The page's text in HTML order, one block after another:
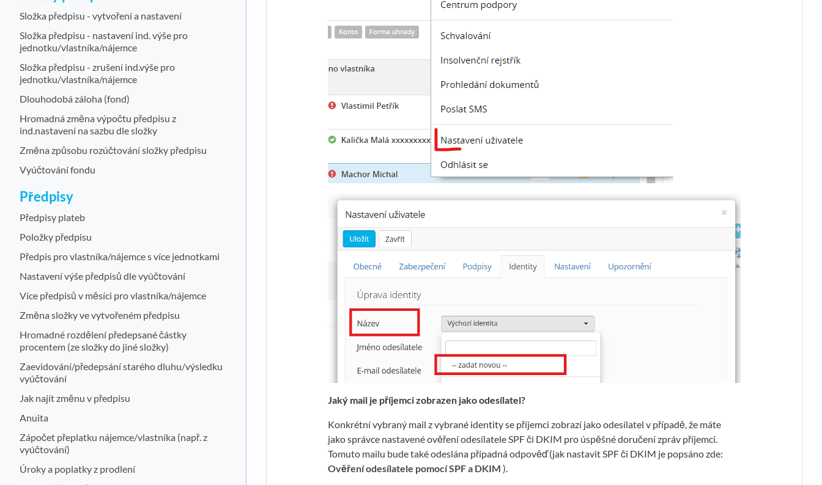
Složka předpisu - vytvoření a nastavení
Složka předpisu - nastavení ind. výše pro
jednotku/vlastníka/nájemce
Složka předpisu - zrušení ind.výše pro
jednotku/vlastníka/nájemce
Dlouhodobá záloha (fond)
Hromadná změna výpočtu předpisu z
ind.nastavení na sazbu dle složky
Změna způsobu rozúčtování složky předpisu
Vyúčtování fondu
Předpisy
Předpisy plateb
Položky předpisu
Předpis pro vlastníka/nájemce s více jednotkami
Nastavení výše předpisů dle vyúčtování
Více předpisů v měsíci pro vlastníka/nájemce
Změna složky ve vytvořeném předpisu
Hromadné rozdělení předepsané částky
procentem (ze složky do jiné složky)
Zaevidování/předepsání starého dluhu/výsledku
vyúčtování
Jak najít změnu v předpisu
Anuita
Zápočet přeplatku nájemce/vlastníka (např. z
vyúčtování)
Úroky a poplatky z prodlení
Jaký mail je příjemci zobrazen jako odesílatel?
Konkrétní vybraný mail z vybrané identity se příjemci zobrazí jako odesílatel v případě, že máte
jako správce nastavené ověření odesílatele SPF či DKIM pro úspěšné doručení zpráv příjemci.
Tomuto mailu bude také odeslána případná odpověď (jak nastavit SPF či DKIM je popsáno zde:
Ověření odesílatele pomocí SPF a DKIM ).